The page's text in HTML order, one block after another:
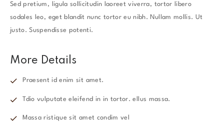
Sed pretium, ligula sollicitudin laoreet viverra, tortor libero
sodales leo, eget blandit nunc tortor eu nibh. Nullam mollis. Ut
justo. Suspendisse potenti.
More Details
Praesent id enim sit amet.
Tdio vulputate eleifend in in tortor. ellus massa.
Massa ristique sit amet condim vel